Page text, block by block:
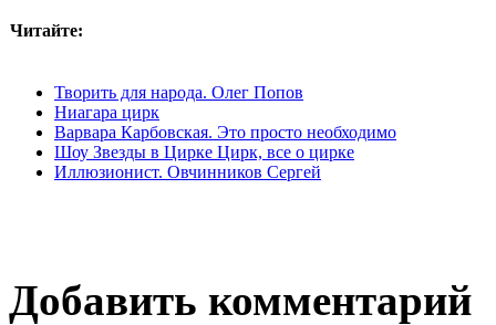
Читайте:
Творить для народа. Олег Попов
Ниагара цирк
Варвара Карбовская. Это просто необходимо
Шоу Звезды в Цирке Цирк, все о цирке
Иллюзионист. Овчинников Сергей
Добавить комментарий